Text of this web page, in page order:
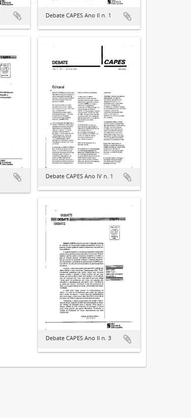
Debate CAPES Ano II n. 1
Debate CAPES Ano IV n. 1
Debate CAPES Ano II n. 3